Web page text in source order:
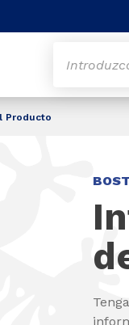
Producto